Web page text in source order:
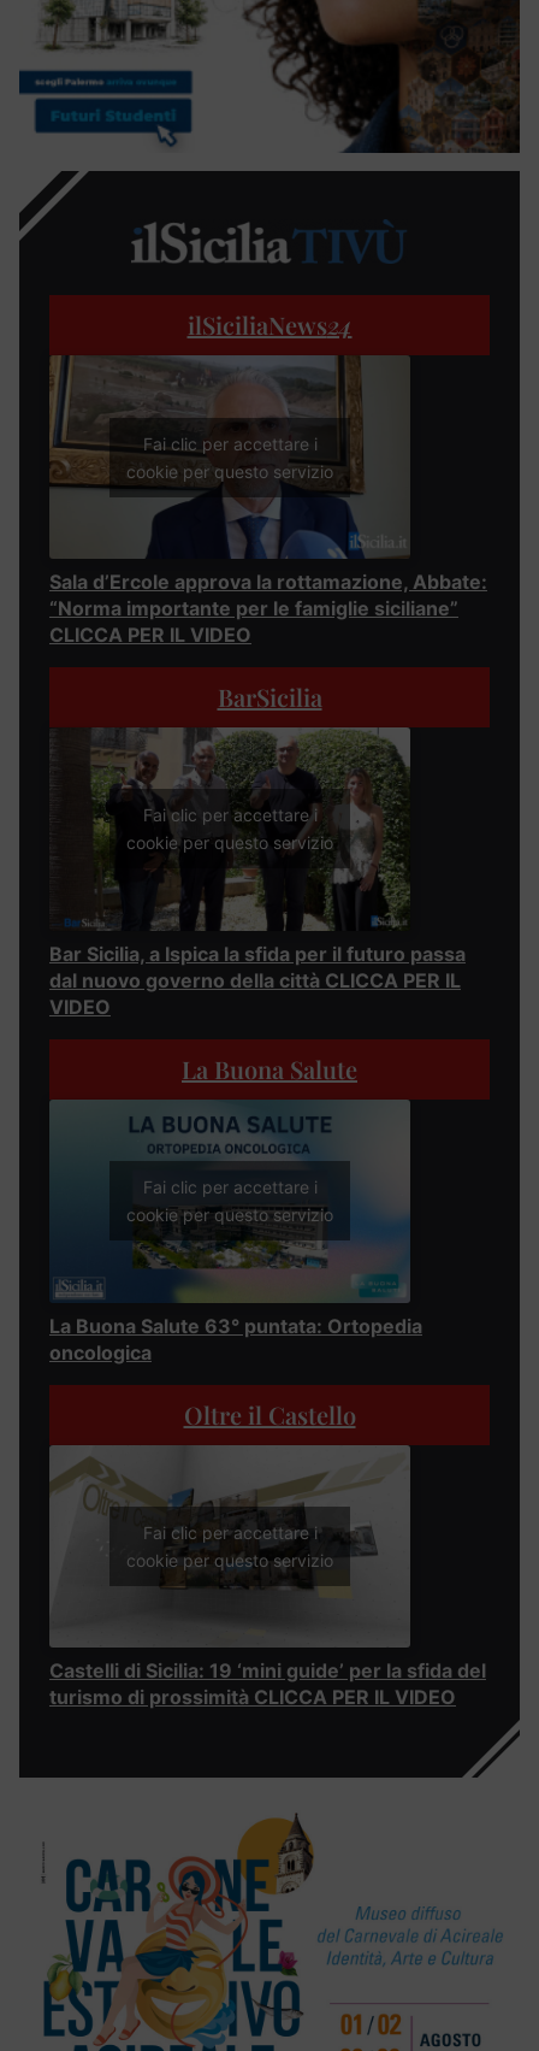
ilSiciliaNews24
Fai clic per accettare i
cookie per questo servizio
Sala d’Ercole approva la rottamazione, Abbate:
“Norma importante per le famiglie siciliane”
CLICCA PER IL VIDEO
BarSicilia
Fai clic per accettare i
cookie per questo servizio
Bar Sicilia, a Ispica la sfida per il futuro passa
dal nuovo governo della città CLICCA PER IL
VIDEO
La Buona Salute
Fai clic per accettare i
cookie per questo servizio
La Buona Salute 63° puntata: Ortopedia
oncologica
Oltre il Castello
Fai clic per accettare i
cookie per questo servizio
Castelli di Sicilia: 19 ‘mini guide’ per la sfida del
turismo di prossimità CLICCA PER IL VIDEO